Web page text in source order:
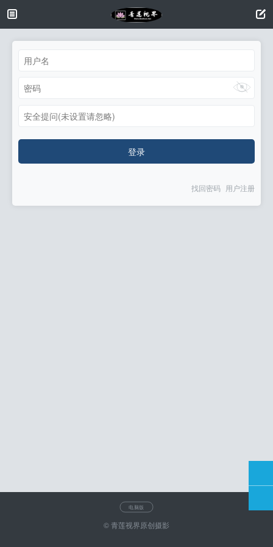
安全提问(未设置请忽略)
登录
找回密码 用户注册
电脑版
© 青莲视界原创摄影